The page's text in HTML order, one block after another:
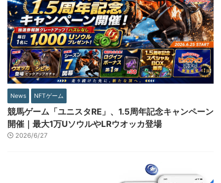
News NFTゲーム
競馬ゲーム「ユニスタRE」、1.5周年記念キャンペーン
開催｜最大1万UソウルやLRウオッカ登場
2026/6/27